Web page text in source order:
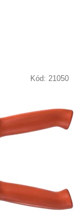
Kód: 21050